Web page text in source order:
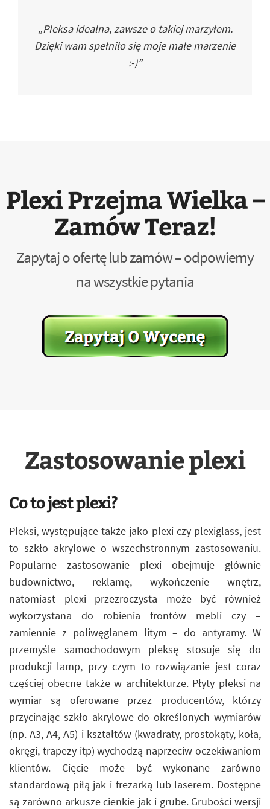
„Pleksa idealna, zawsze o takiej marzyłem.
Dzięki wam spełniło się moje małe marzenie
:-)”
Plexi Przejma Wielka –
Zamów Teraz!
Zapytaj o ofertę lub zamów – odpowiemy
na wszystkie pytania
Zastosowanie plexi
Co to jest plexi?
Pleksi, występujące także jako plexi czy plexiglass, jest
to szkło akrylowe o wszechstronnym zastosowaniu.
Popularne zastosowanie plexi obejmuje głównie
budownictwo, reklamę, wykończenie wnętrz,
natomiast plexi przezroczysta może być również
wykorzystana do robienia frontów mebli czy –
zamiennie z poliwęglanem litym – do antyramy. W
przemyśle samochodowym pleksę stosuje się do
produkcji lamp, przy czym to rozwiązanie jest coraz
częściej obecne także w architekturze. Płyty pleksi na
wymiar są oferowane przez producentów, którzy
przycinając szkło akrylowe do określonych wymiarów
(np. A3, A4, A5) i kształtów (kwadraty, prostokąty, koła,
okręgi, trapezy itp) wychodzą naprzeciw oczekiwaniom
klientów. Cięcie może być wykonane zarówno
standardową piłą jak i frezarką lub laserem. Dostępne
są zarówno arkusze cienkie jak i grube. Grubości wersji